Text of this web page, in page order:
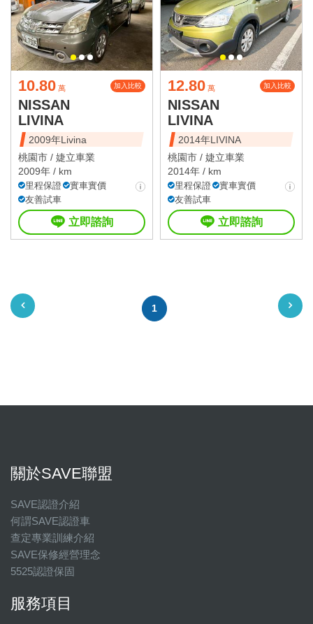
10.80 萬 加入比較
NISSAN
LIVINA
2009年Livina
桃園市 / 婕立車業
2009年 / km
里程保證
實車實價
友善試車
立即諮詢
12.80 萬 加入比較
NISSAN
LIVINA
2014年LIVINA
桃園市 / 婕立車業
2014年 / km
里程保證
實車實價
友善試車
立即諮詢
1
關於SAVE聯盟
SAVE認證介紹
何謂SAVE認證車
查定專業訓練介紹
SAVE保修經營理念
5525認證保固
服務項目